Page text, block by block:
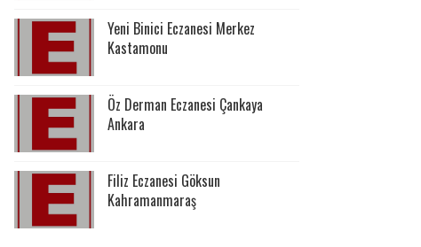
Yeni Binici Eczanesi Merkez
Kastamonu
Öz Derman Eczanesi Çankaya
Ankara
Filiz Eczanesi Göksun
Kahramanmaraş